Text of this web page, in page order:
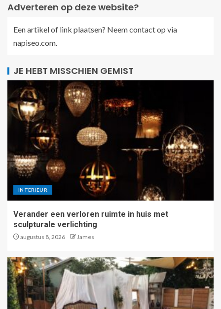
Adverteren op deze website?
Een artikel of link plaatsen? Neem contact op via
napiseo.com.
JE HEBT MISSCHIEN GEMIST
INTERIEUR
Verander een verloren ruimte in huis met
sculpturale verlichting
augustus 8, 2026 James